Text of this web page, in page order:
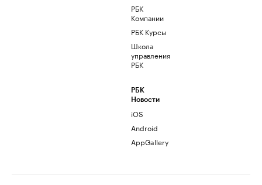
РБК
Компании
РБК Курсы
Школа
управления
РБК
РБК
Новости
iOS
Android
AppGallery